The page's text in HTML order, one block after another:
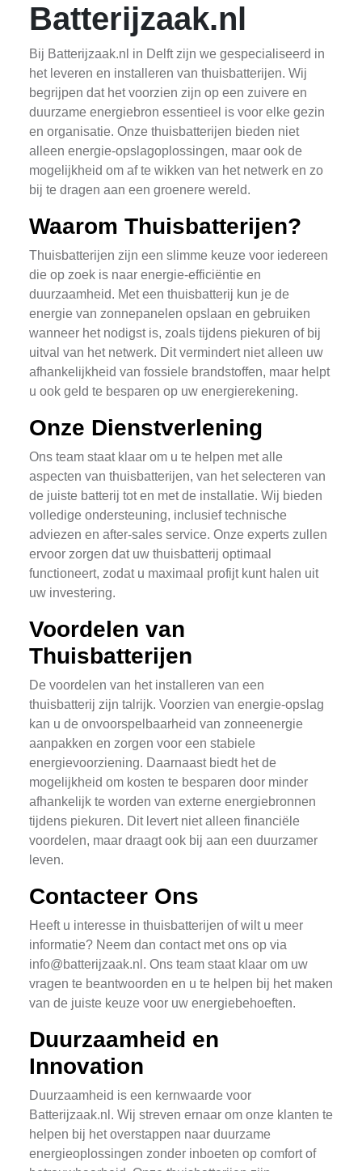
Batterijzaak.nl
Bij Batterijzaak.nl in Delft zijn we gespecialiseerd in
het leveren en installeren van thuisbatterijen. Wij
begrijpen dat het voorzien zijn op een zuivere en
duurzame energiebron essentieel is voor elke gezin
en organisatie. Onze thuisbatterijen bieden niet
alleen energie-opslagoplossingen, maar ook de
mogelijkheid om af te wikken van het netwerk en zo
bij te dragen aan een groenere wereld.
Waarom Thuisbatterijen?
Thuisbatterijen zijn een slimme keuze voor iedereen
die op zoek is naar energie-efficiëntie en
duurzaamheid. Met een thuisbatterij kun je de
energie van zonnepanelen opslaan en gebruiken
wanneer het nodigst is, zoals tijdens piekuren of bij
uitval van het netwerk. Dit vermindert niet alleen uw
afhankelijkheid van fossiele brandstoffen, maar helpt
u ook geld te besparen op uw energierekening.
Onze Dienstverlening
Ons team staat klaar om u te helpen met alle
aspecten van thuisbatterijen, van het selecteren van
de juiste batterij tot en met de installatie. Wij bieden
volledige ondersteuning, inclusief technische
adviezen en after-sales service. Onze experts zullen
ervoor zorgen dat uw thuisbatterij optimaal
functioneert, zodat u maximaal profijt kunt halen uit
uw investering.
Voordelen van
Thuisbatterijen
De voordelen van het installeren van een
thuisbatterij zijn talrijk. Voorzien van energie-opslag
kan u de onvoorspelbaarheid van zonneenergie
aanpakken en zorgen voor een stabiele
energievoorziening. Daarnaast biedt het de
mogelijkheid om kosten te besparen door minder
afhankelijk te worden van externe energiebronnen
tijdens piekuren. Dit levert niet alleen financiële
voordelen, maar draagt ook bij aan een duurzamer
leven.
Contacteer Ons
Heeft u interesse in thuisbatterijen of wilt u meer
informatie? Neem dan contact met ons op via
info@batterijzaak.nl . Ons team staat klaar om uw
vragen te beantwoorden en u te helpen bij het maken
van de juiste keuze voor uw energiebehoeften.
Duurzaamheid en
Innovation
Duurzaamheid is een kernwaarde voor
Batterijzaak.nl. Wij streven ernaar om onze klanten te
helpen bij het overstappen naar duurzame
energieoplossingen zonder inboeten op comfort of